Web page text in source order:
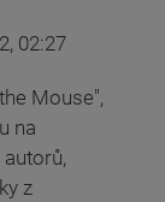
02:27
Mouse",
na
z